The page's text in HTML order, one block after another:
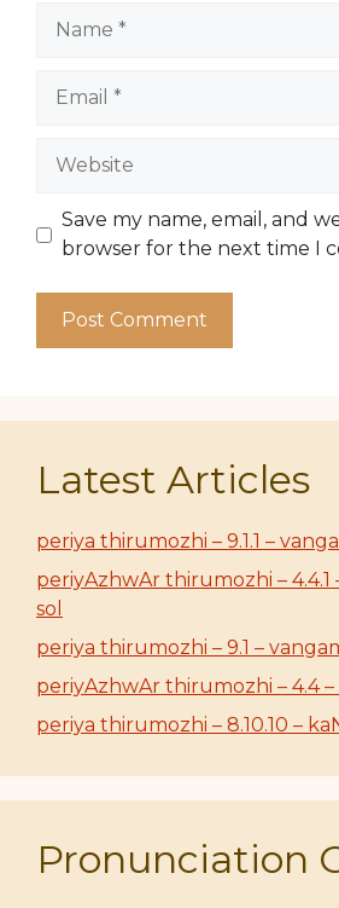
Website
Save my name, email, and
browser for the next time I
Latest Articles
periya thirumozhi – 9.1.1 –
periyAzhwAr thirumozhi – 4.4.1
sol
periya thirumozhi – 9.1 –
periyAzhwAr thirumozhi – 4.4
periya thirumozhi – 8.10.10 –
Pronunciation